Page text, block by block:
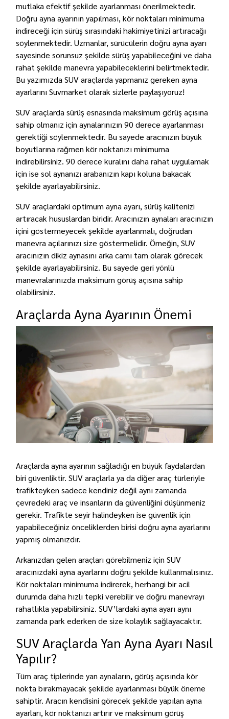
mutlaka efektif şekilde ayarlanması önerilmektedir.
Doğru ayna ayarının yapılması, kör noktaları minimuma
indireceği için sürüş sırasındaki hakimiyetinizi artıracağı
söylenmektedir. Uzmanlar, sürücülerin doğru ayna ayarı
sayesinde sorunsuz şekilde sürüş yapabileceğini ve daha
rahat şekilde manevra yapabileceklerini belirtmektedir.
Bu yazımızda SUV araçlarda yapmanız gereken ayna
ayarlarını Suvmarket olarak sizlerle paylaşıyoruz!
SUV araçlarda sürüş esnasında maksimum görüş açısına
sahip olmanız için aynalarınızın 90 derece ayarlanması
gerektiği söylenmektedir. Bu sayede aracınızın büyük
boyutlarına rağmen kör noktanızı minimuma
indirebilirsiniz. 90 derece kuralını daha rahat uygulamak
için ise sol aynanızı arabanızın kapı koluna bakacak
şekilde ayarlayabilirsiniz.
SUV araçlardaki optimum ayna ayarı, sürüş kalitenizi
artıracak hususlardan biridir. Aracınızın aynaları aracınızın
içini göstermeyecek şekilde ayarlanmalı, doğrudan
manevra açılarınızı size göstermelidir. Örneğin, SUV
aracınızın dikiz aynasını arka camı tam olarak görecek
şekilde ayarlayabilirsiniz. Bu sayede geri yönlü
manevralarınızda maksimum görüş açısına sahip
olabilirsiniz.
Araçlarda Ayna Ayarının Önemi
Araçlarda ayna ayarının sağladığı en büyük faydalardan
biri güvenliktir. SUV araçlarlaya da diğer araç türleriyle
trafikteyken sadece kendiniz değil aynı zamanda
çevredeki araç ve insanların da güvenliğini düşünmeniz
gerekir. Trafikte seyir halindeyken ise güvenlik için
yapabileceğiniz önceliklerden birisi doğru ayna ayarlarını
yapmış olmanızdır.
Arkanızdan gelen araçları görebilmeniz için SUV
aracınızdaki ayna ayarlarını doğru şekilde kullanmalısınız.
Kör noktaları minimuma indirerek, herhangi bir acil
durumda daha hızlı tepki verebilir ve doğru manevrayı
rahatlıkla yapabilirsiniz. SUV’lardaki ayna ayarı aynı
zamanda park ederken de size kolaylık sağlayacaktır.
SUV Araçlarda Yan Ayna Ayarı Nasıl
Yapılır?
Tüm araç tiplerinde yan aynaların, görüş açısında kör
nokta bırakmayacak şekilde ayarlanması büyük öneme
sahiptir. Aracın kendisini görecek şekilde yapılan ayna
ayarları, kör noktanızı artırır ve maksimum görüş